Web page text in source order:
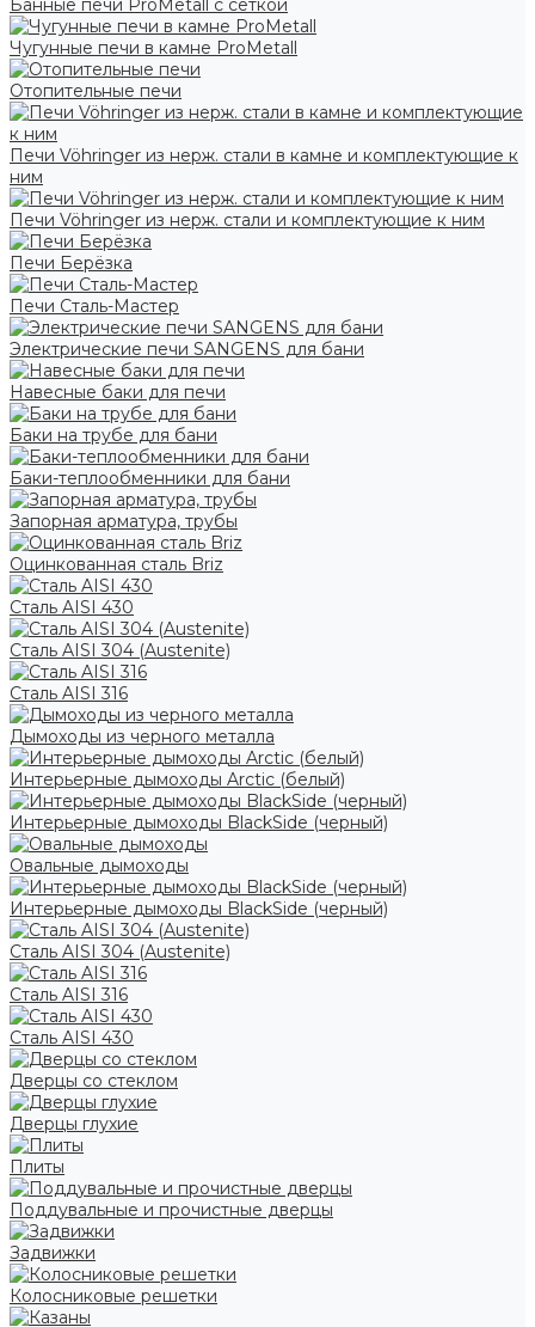
Банные печи ProMetall с сеткой
Чугунные печи в камне ProMetall
Отопительные печи
Печи Vöhringer из нерж. стали в камне и комплектующие к
ним
Печи Vöhringer из нерж. стали и комплектующие к ним
Печи Берёзка
Печи Сталь-Мастер
Электрические печи SANGENS для бани
Навесные баки для печи
Баки на трубе для бани
Баки-теплообменники для бани
Запорная арматура, трубы
Оцинкованная сталь Briz
Сталь AISI 430
Сталь AISI 304 (Austenite)
Сталь AISI 316
Дымоходы из черного металла
Интерьерные дымоходы Arctic (белый)
Интерьерные дымоходы BlackSide (черный)
Овальные дымоходы
Интерьерные дымоходы BlackSide (черный)
Сталь AISI 304 (Austenite)
Сталь AISI 316
Сталь AISI 430
Дверцы со стеклом
Дверцы глухие
Плиты
Поддувальные и прочистные дверцы
Задвижки
Колосниковые решетки